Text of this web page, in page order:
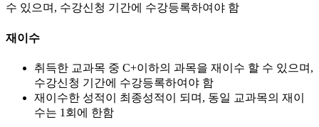
수 있으며, 수강신청 기간에 수강등록하여야 함
재이수
취득한 교과목 중 C+이하의 과목을 재이수 할 수 있으며,
수강신청 기간에 수강등록하여야 함
재이수한 성적이 최종성적이 되며, 동일 교과목의 재이
수는 1회에 한함